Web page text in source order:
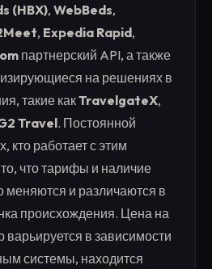
(HBX), WebBeds,
, Expedia Rapid,
партнерский API, а также
на решениях в
такие какTravelgateX,
Travel. Постоянной
кто работает с этим
что тарифы и наличие
меняются и различаются в
происхождения. Цена на
варьируется в зависимости
системы, находится